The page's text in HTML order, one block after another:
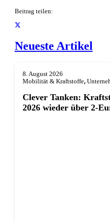
Beitrag teilen:
Neueste Artikel
8. August 2026
Mobilität & Kraftstoffe,
Clever Tanken:
2026 wieder über 2-